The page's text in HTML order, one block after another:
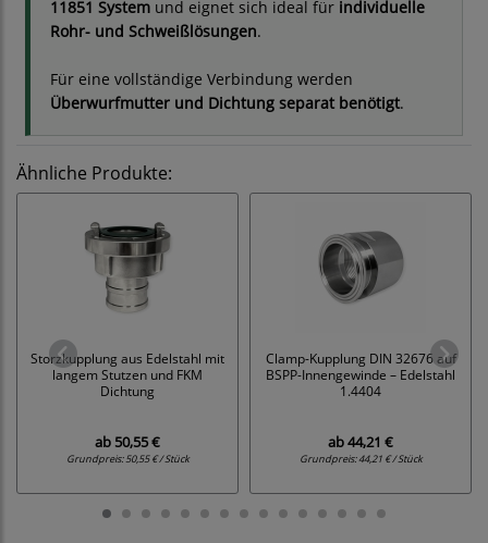
11851 System und eignet sich ideal für individuelle
Rohr- und Schweißlösungen.
Für eine vollständige Verbindung werden
Überwurfmutter und Dichtung separat benötigt.
Ähnliche Produkte:
Storzkupplung aus Edelstahl mit
langem Stutzen und FKM
Dichtung
ab 50,55 €
Grundpreis:50,55 € / Stück
Clamp-Kupplung DIN 32676 auf
BSPP-Innengewinde – Edelstahl
1.4404
ab44,21 €
Grundpreis:44,21 € / Stück